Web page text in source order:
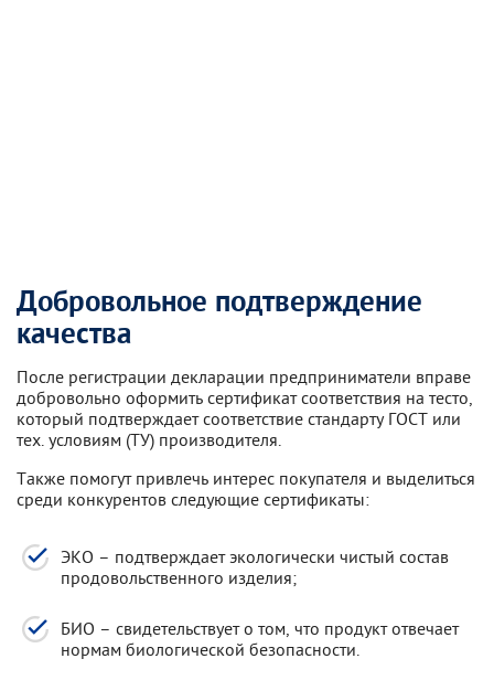
Добровольное подтверждение
качества
После регистрации декларации предприниматели вправе
добровольно оформить сертификат соответствия на тесто,
который подтверждает соответствие стандарту ГОСТ или
тех. условиям (ТУ) производителя.
Также помогут привлечь интерес покупателя и выделиться
среди конкурентов следующие сертификаты:
ЭКО – подтверждает экологически чистый состав
продовольственного изделия;
БИО – свидетельствует о том, что продукт отвечает
нормам биологической безопасности.